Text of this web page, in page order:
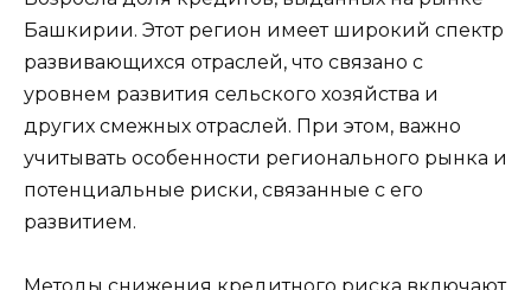
Башкирии. Этот регион имеет широкий спектр
развивающихся отраслей, что связано с
уровнем развития сельского хозяйства и
других смежных отраслей. При этом, важно
учитывать особенности регионального рынка и
потенциальные риски, связанные с его
развитием.